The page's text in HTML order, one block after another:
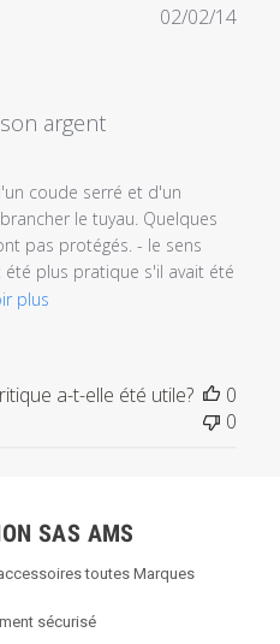
argent
coude serré et d'un
le tuyau. Quelques
pas protégés. - le sens
plus pratique s'il avait été
plus
Date
02/02/14
a-t-elle été utile?
0
0
SAS AMS
toutes Marques
sécurisé